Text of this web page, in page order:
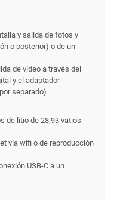
y salida de fotos y
o posterior) o de un
de vídeo a través del
y el adaptador
separado)
de litio de 28,93 vatios
vía wifi o de reproducción
USB-C a un